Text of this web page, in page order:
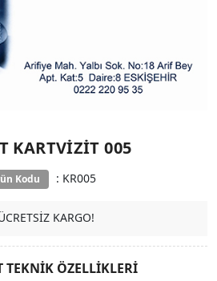
KARTVIZIT 005
Kodu : KR005
KARGO!
TEKNİK ÖZELLİKLERİ